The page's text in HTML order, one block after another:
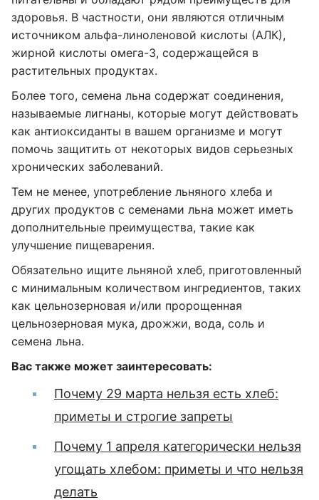
здоровья. В частности, они являются отличным
источником альфа-линоленовой кислоты (АЛК),
жирной кислоты омега-3, содержащейся в
растительных продуктах.
Более того, семена льна содержат соединения,
называемые лигнаны, которые могут действовать
как антиоксиданты в вашем организме и могут
помочь защитить от некоторых видов серьезных
хронических заболеваний.
Тем не менее, употребление льняного хлеба и
других продуктов с семенами льна может иметь
дополнительные преимущества, такие как
улучшение пищеварения.
Обязательно ищите льняной хлеб, приготовленный
с минимальным количеством ингредиентов, таких
как цельнозерновая и/или пророщенная
цельнозерновая мука, дрожжи, вода, соль и
семена льна.
Вас также может заинтересовать:
Почему 29 марта нельзя есть хлеб:
приметы и строгие запреты
Почему 1 апреля категорически нельзя
угощать хлебом: приметы и что нельзя
делать